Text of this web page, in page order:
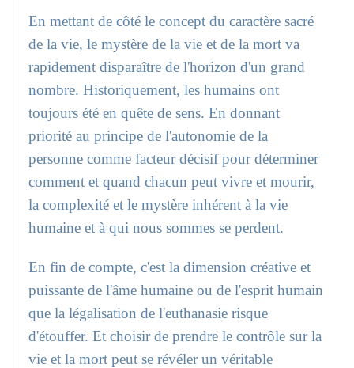
En mettant de côté le concept du caractère sacré
de la vie, le mystère de la vie et de la mort va
rapidement disparaître de l'horizon d'un grand
nombre. Historiquement, les humains ont
toujours été en quête de sens. En donnant
priorité au principe de l'autonomie de la
personne comme facteur décisif pour déterminer
comment et quand chacun peut vivre et mourir,
la complexité et le mystère inhérent à la vie
humaine et à qui nous sommes se perdent.
En fin de compte, c'est la dimension créative et
puissante de l'âme humaine ou de l'esprit humain
que la légalisation de l'euthanasie risque
d'étouffer. Et choisir de prendre le contrôle sur la
vie et la mort peut se révéler un véritable